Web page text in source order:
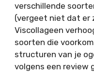
verschillende
(vergeet niet dat er
Viscollageen
soorten die
structuren van je
volgens een review